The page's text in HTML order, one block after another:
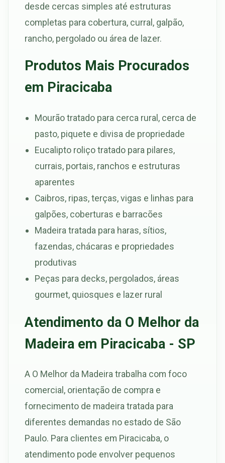
desde cercas simples até estruturas
completas para cobertura, curral, galpão,
rancho, pergolado ou área de lazer.
Produtos Mais Procurados
em Piracicaba
Mourão tratado para cerca rural, cerca de
pasto, piquete e divisa de propriedade
Eucalipto roliço tratado para pilares,
currais, portais, ranchos e estruturas
aparentes
Caibros, ripas, terças, vigas e linhas para
galpões, coberturas e barracões
Madeira tratada para haras, sítios,
fazendas, chácaras e propriedades
produtivas
Peças para decks, pergolados, áreas
gourmet, quiosques e lazer rural
Atendimento da O Melhor da
Madeira em Piracicaba - SP
A O Melhor da Madeira trabalha com foco
comercial, orientação de compra e
fornecimento de madeira tratada para
diferentes demandas no estado de São
Paulo. Para clientes em Piracicaba, o
atendimento pode envolver pequenos